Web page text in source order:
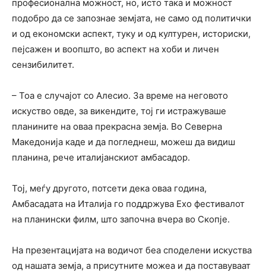
професионална можност, но, исто така и можност
подобро да се запознае земјата, не само од политички
и од економски аспект, туку и од културен, историски,
пејсажен и воопшто, во аспект на хоби и личен
сензибилитет.
– Тоа е случајот со Алесио. За време на неговото
искуство овде, за викендите, тој ги истражуваше
планините на оваа прекрасна земја. Во Северна
Македонија каде и да погледнеш, можеш да видиш
планина, рече италијанскиот амбасадор.
Тој, меѓу другото, потсети дека оваа година,
Амбасадата на Италија го поддржува Ехо фестивалот
на планински филм, што започна вчера во Скопје.
На презентацијата на водичот беа споделени искуства
од нашата земја, а присутните можеа и да поставуваат